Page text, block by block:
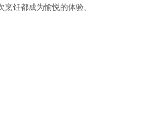
烹饪都成为愉悦的体验。